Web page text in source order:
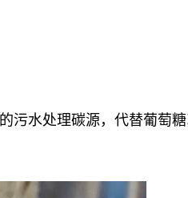
污水处理碳源，代替葡萄